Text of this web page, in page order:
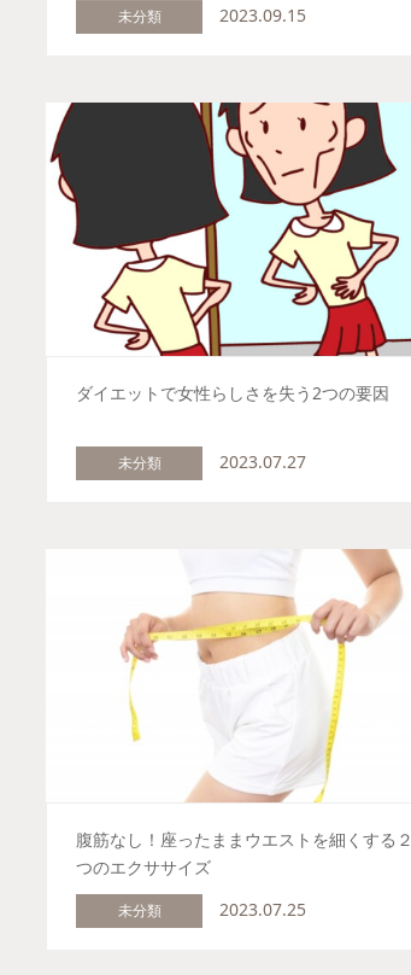
未分類 2023.09.15
ダイエットで女性らしさを失う2つの要因
未分類 2023.07.27
腹筋なし！座ったままウエストを細くする２
つのエクササイズ
未分類 2023.07.25